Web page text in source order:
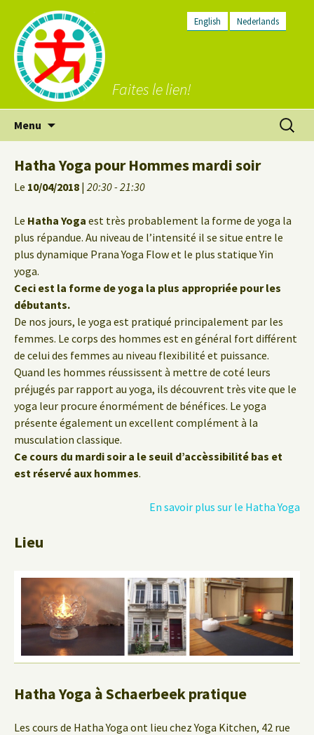
English Nederlands
Faites le lien!
Menu
Hatha Yoga pour Hommes mardi soir
Le 10/04/2018 | 20:30 - 21:30
Le Hatha Yoga est très probablement la forme de yoga la
plus répandue. Au niveau de l’intensité il se situe entre le
plus dynamique Prana Yoga Flow et le plus statique Yin
yoga.
Ceci est la forme de yoga la plus appropriée pour les
débutants.
De nos jours, le yoga est pratiqué principalement par les
femmes. Le corps des hommes est en général fort différent
de celui des femmes au niveau flexibilité et puissance.
Quand les hommes réussissent à mettre de coté leurs
préjugés par rapport au yoga, ils découvrent très vite que le
yoga leur procure énormément de bénéfices. Le yoga
présente également un excellent complément à la
musculation classique.
Ce cours du mardi soir a le seuil d’accèssibilité bas et
est réservé aux hommes.
En savoir plus sur le Hatha Yoga
Lieu
Hatha Yoga à Schaerbeek pratique
Les cours de Hatha Yoga ont lieu chez Yoga Kitchen, 42 rue